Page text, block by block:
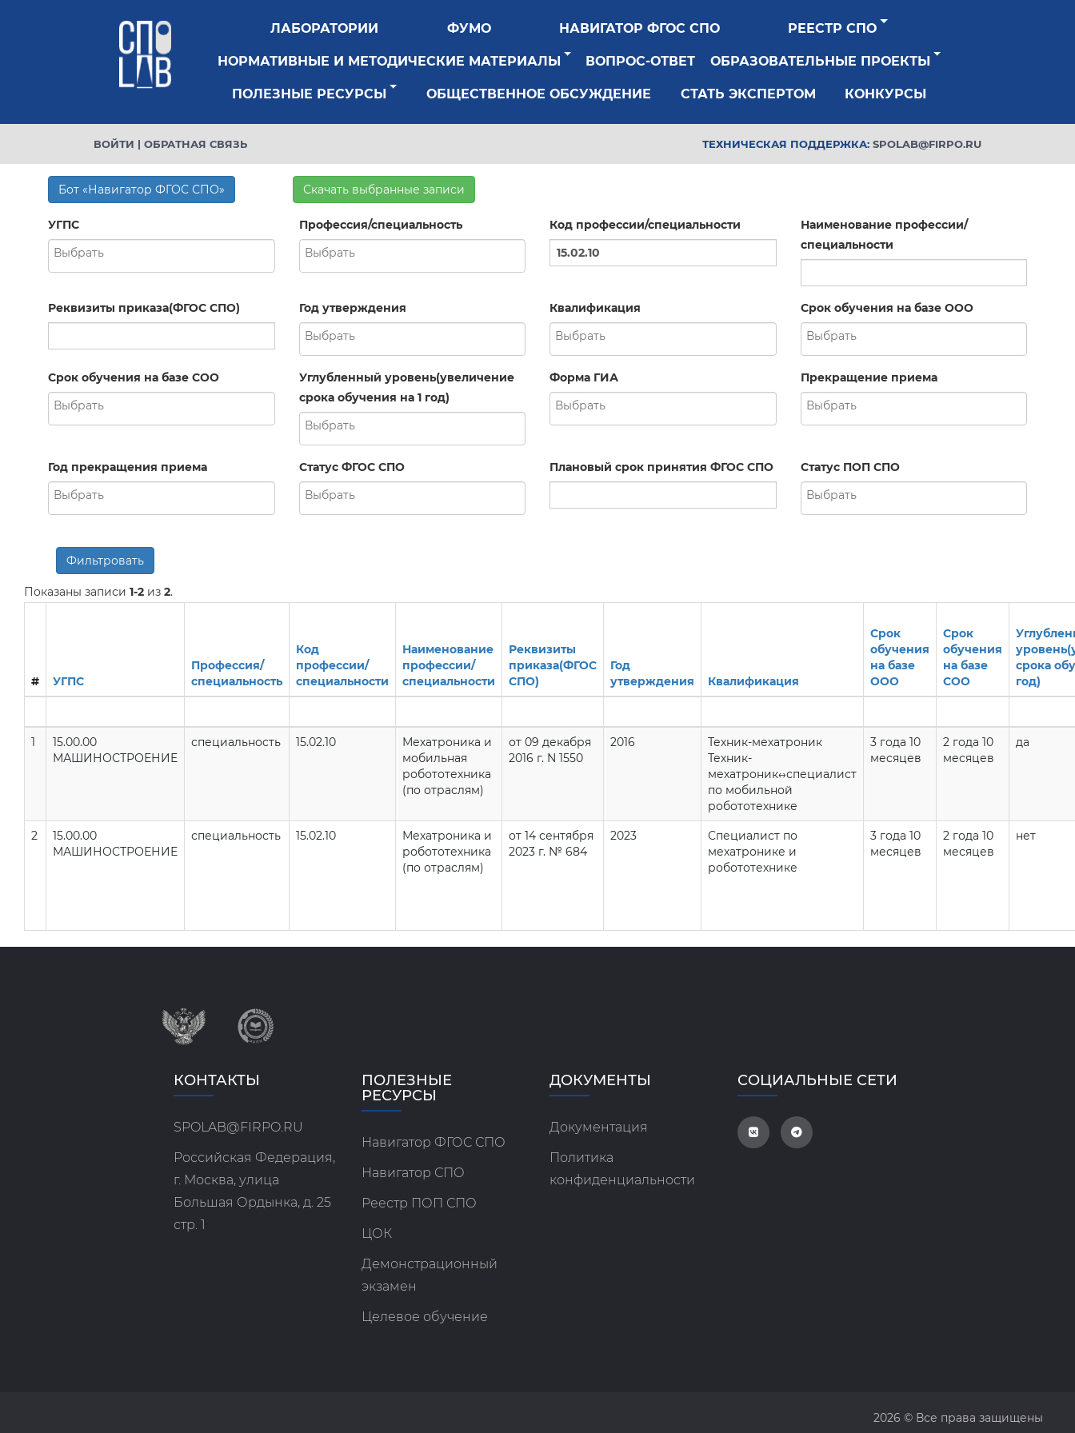
ЛАБОРАТОРИИ ФУМО НАВИГАТОР ФГОС СПО РЕЕСТР СПО
НОРМАТИВНЫЕ И МЕТОДИЧЕСКИЕ МАТЕРИАЛЫ ВОПРОС-ОТВЕТ ОБРАЗОВАТЕЛЬНЫЕ ПРОЕКТЫ
ПОЛЕЗНЫЕ РЕСУРСЫ ОБЩЕСТВЕННОЕ ОБСУЖДЕНИЕ СТАТЬ ЭКСПЕРТОМ КОНКУРСЫ
ВОЙТИ | ОБРАТНАЯ СВЯЗЬ ТЕХНИЧЕСКАЯ ПОДДЕРЖКА: SPOLAB@FIRPO.RU
Бот «Навигатор ФГОС СПО» Скачать выбранные записи
УГПС Профессия/специальность Код профессии/специальности
Наименование профессии/
специальности
Реквизиты приказа(ФГОС СПО) Год утверждения Квалификация Срок обучения на базе ООО
Срок обучения на базе СОО
Углубленный уровень(увеличение
срока обучения на 1 год)
Форма ГИА Прекращение приема
Год прекращения приема Статус ФГОС СПО Плановый срок принятия ФГОС СПО Статус ПОП СПО
Фильтровать
Показаны записи 1-2 из 2.
# УГПС
Профессия/
специальность
Код
профессии/
специальности
Наименование
профессии/
специальности
Реквизиты
приказа(ФГОС
СПО)
Год
утверждения
Квалификация
Срок
обучения
на базе
ООО
Срок
обучения
на базе
СОО
срока
год)
1
15.00.00
МАШИНОСТРОЕНИЕ
специальность 15.02.10
Мехатроника и
мобильная
робототехника
(по отраслям)
от 09 декабря
2016 г. N 1550
2016
Техник-мехатроник
Техник-
мехатроник↔️специалист
по мобильной
робототехнике
3 года 10
месяцев
2 года 10
месяцев
да
2
15.00.00
МАШИНОСТРОЕНИЕ
специальность 15.02.10
Мехатроника и
робототехника
(по отраслям)
от 14 сентября
2023 г. № 684
2023
Специалист по
мехатронике и
робототехнике
3 года 10
месяцев
2 года 10
месяцев
нет
КОНТАКТЫ
SPOLAB@FIRPO.RU
Российская Федерация,
г. Москва, улица
Большая Ордынка, д. 25
стр. 1
ПОЛЕЗНЫЕ
РЕСУРСЫ
Навигатор ФГОС СПО
Навигатор СПО
Реестр ПОП СПО
ЦОК
Демонстрационный
экзамен
Целевое обучение
ДОКУМЕНТЫ
Документация
Политика
конфиденциальности
СОЦИАЛЬНЫЕ СЕТИ
2026 © Все права защищены